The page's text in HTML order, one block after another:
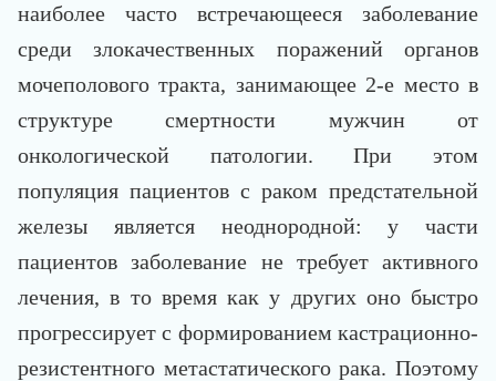
наиболее часто встречающееся заболевание
среди злокачественных поражений органов
мочеполового тракта, занимающее 2-е место в
структуре смертности мужчин от
онкологической патологии. При этом
популяция пациентов с раком предстательной
железы является неоднородной: у части
пациентов заболевание не требует активного
лечения, в то время как у других оно быстро
прогрессирует с формированием кастрационно-
резистентного метастатического рака. Поэтому